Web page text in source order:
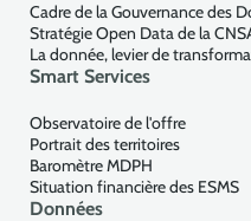
Cadre de la Gouvernance des
Stratégie Open Data de la
La donnée, levier de
Smart Services
Observatoire de l'offre
Portrait des territoires
Baromètre MDPH
Situation financière des ESMS
Données